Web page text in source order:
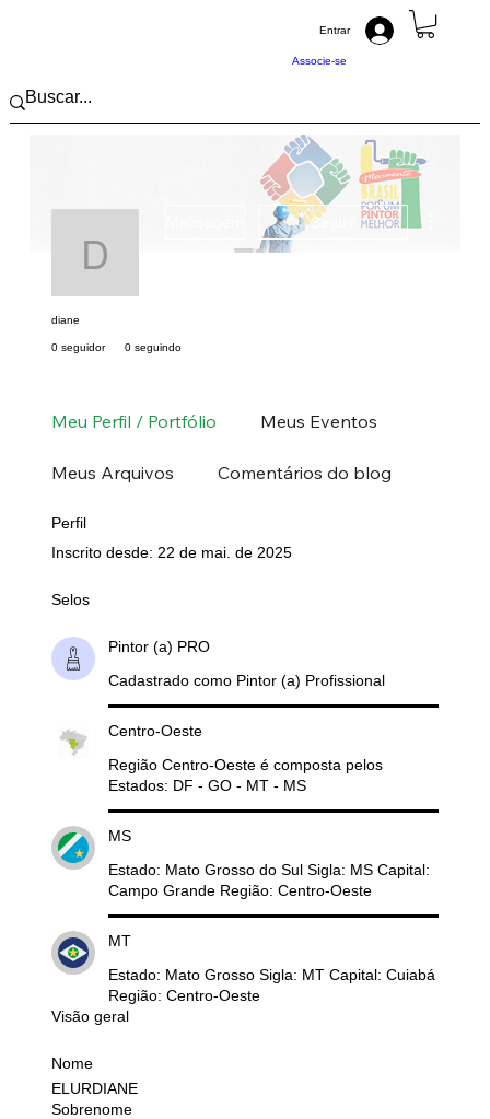
Associe-se
Entrar
diane
Seguir
diane
0 seguidor 0 seguindo
Meu Perfil / Portfólio Meus Eventos
Meus Arquivos Comentários do blog
Perfil
Inscrito desde: 22 de mai. de 2025
Selos
Pintor (a) PRO
Cadastrado como Pintor (a) Profissional
Centro-Oeste
Região Centro-Oeste é composta pelos
Estados: DF - GO - MT - MS
MS
Estado: Mato Grosso do Sul Sigla: MS Capital:
Campo Grande Região: Centro-Oeste
MT
Estado: Mato Grosso Sigla: MT Capital: Cuiabá
Região: Centro-Oeste
Visão geral
Nome
ELURDIANE
Sobrenome